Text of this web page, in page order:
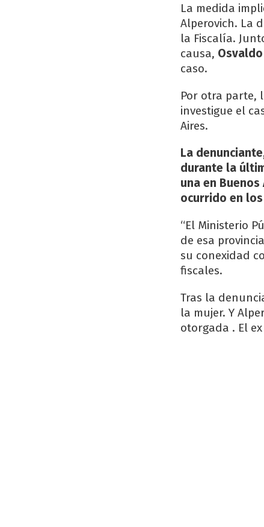
La medida
Alperovich. La
la Fiscalía.
causa,
caso.
Por otra parte,
investigue el
Aires.
La
durante la
una en
ocurrido en
“El Ministerio
de esa
su conexidad
fiscales.
Tras la
la mujer. Y
otorgada . El